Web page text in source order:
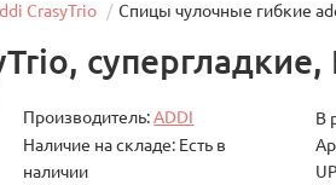
CrasyTrio Спицы чулочные гибкие
супергладкие,
Производитель:ADDI
В
Наличие на складе: Есть в
наличии